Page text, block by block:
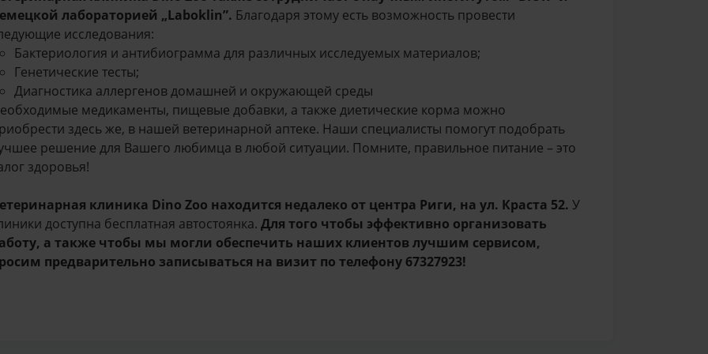
лабораторией „Laboklin”. Благодаря этому есть возможность провести
исследования:
Бактериология и антибиограмма для различных исследуемых материалов;
Генетические тесты;
Диагностика аллергенов домашней и окружающей среды
медикаменты, пищевые добавки, а также диетические корма можно
здесь же, в нашей ветеринарной аптеке. Наши специалисты помогут подобрать
решение для Вашего любимца в любой ситуации. Помните, правильное питание – это
здоровья!
клиника Dino Zoo находится недалеко от центра Риги, на ул. Краста 52. У
доступна бесплатная автостоянка. Для того чтобы эффективно организовать
а также чтобы мы могли обеспечить наших клиентов лучшим сервисом,
предварительно записываться на визит по телефону 67327923!